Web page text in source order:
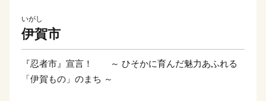
いがし
伊賀市
『忍者市』宣言！ ～ ひそかに育んだ魅力あふれる
「伊賀もの」のまち ～